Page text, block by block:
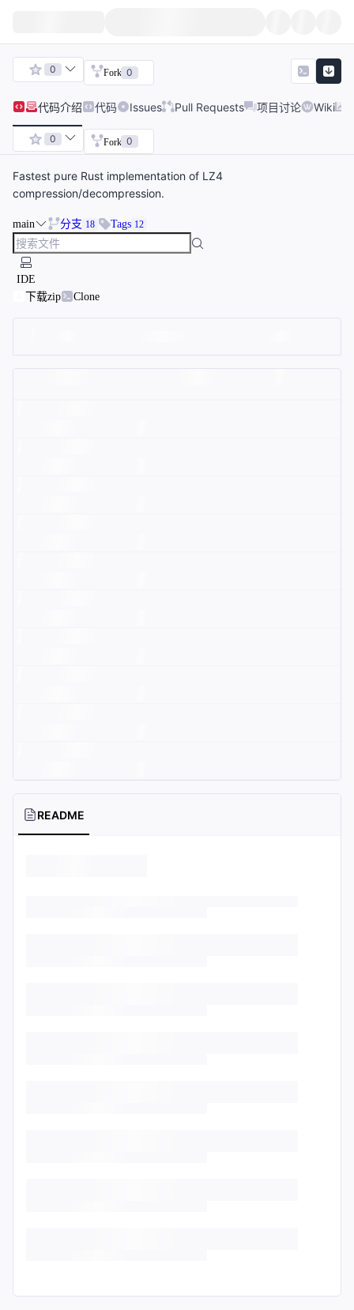
0 Fork 0
代码介绍 代码 Issues Pull Requests 项目讨论 Wiki
0 Fork 0
Fastest pure Rust implementation of LZ4
compression/decompression.
main 分支 18 Tags 12
IDE
下载zip
Clone
README